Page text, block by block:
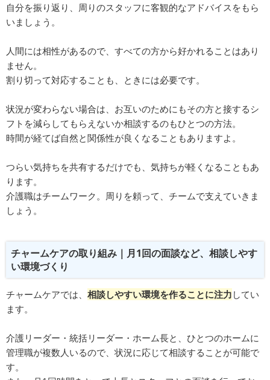
自分を振り返り、周りのスタッフに客観的なアドバイスをもら
いましょう。
人間には相性があるので、すべての方から好かれることはあり
ません。
割り切って対応することも、ときには必要です。
状況が変わらない場合は、お互いのためにもその方と接するシ
フトを減らしてもらえないか相談するのもひとつの方法。
時間が経てば自然と関係性が良くなることもありますよ。
つらい気持ちを共有するだけでも、気持ちが軽くなることもあ
ります。
介護職はチームワーク。周りを頼って、チームで支えていきま
しょう。
チャームケアの取り組み｜月1回の面談など、相談しやす
い環境づくり
チャームケアでは、 相談しやすい環境を作ることに注力 してい
ます。
介護リーダー・統括リーダー・ホーム長と、ひとつのホームに
管理職が複数人いるので、状況に応じて相談することが可能で
す。